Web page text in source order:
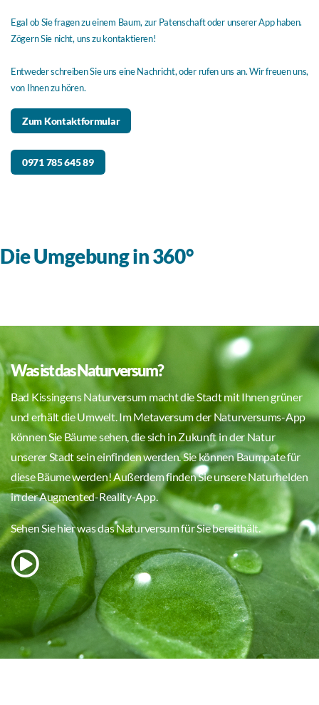
Egal ob Sie fragen zu einem Baum, zur Patenschaft oder unserer App haben.
Zögern Sie nicht, uns zu kontaktieren!
Entweder schreiben Sie uns eine Nachricht, oder rufen uns an. Wir freuen uns,
von Ihnen zu hören.
Zum Kontaktformular
0971 785 645 89
Die Umgebung in 360°
Was ist das Naturversum?
Bad Kissingens Naturversum macht die Stadt mit Ihnen grüner
und erhält die Umwelt. Im Metaversum der Naturversums-App
können Sie Bäume sehen, die sich in Zukunft in der Natur
unserer Stadt sein einfinden werden. Sie können Baumpate für
diese Bäume werden! Außerdem finden Sie unsere Naturhelden
in der Augmented-Reality-App.
Sehen Sie hier was das Naturversum für Sie bereithält.